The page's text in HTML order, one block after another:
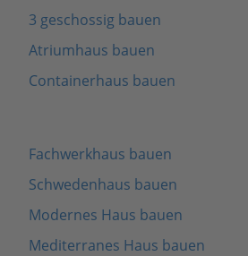
3 geschossig bauen
Atriumhaus bauen
Containerhaus bauen
Fachwerkhaus bauen
Schwedenhaus bauen
Modernes Haus bauen
Mediterranes Haus bauen